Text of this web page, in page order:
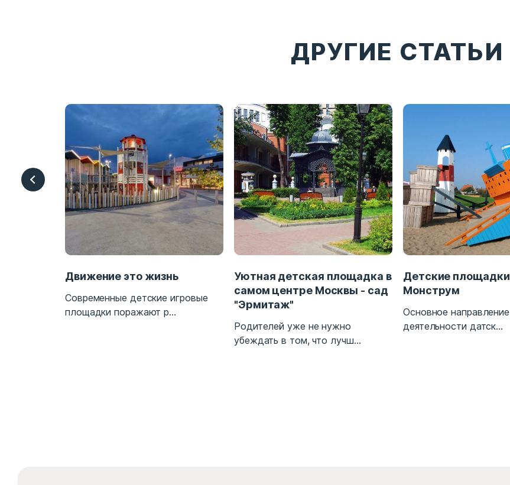
ДРУГИЕ СТАТЬИ
Движение это жизнь
Современные детские игровые
площадки поражают р...
Уютная детская площадка в
самом центре Москвы - сад
"Эрмитаж"
Родителей уже не нужно
убеждать в том, что лучш...
Детские площадки
Монструм
Основное направление
деятельности датск...